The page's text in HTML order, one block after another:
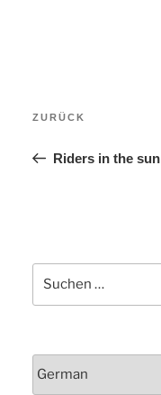
Vorheriger
ZURÜCK
Riders in the sun
Suchen
nach: